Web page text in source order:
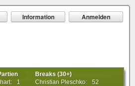
Information Anmelden
1
Breaks (30+)
Christian Pleschko:
52